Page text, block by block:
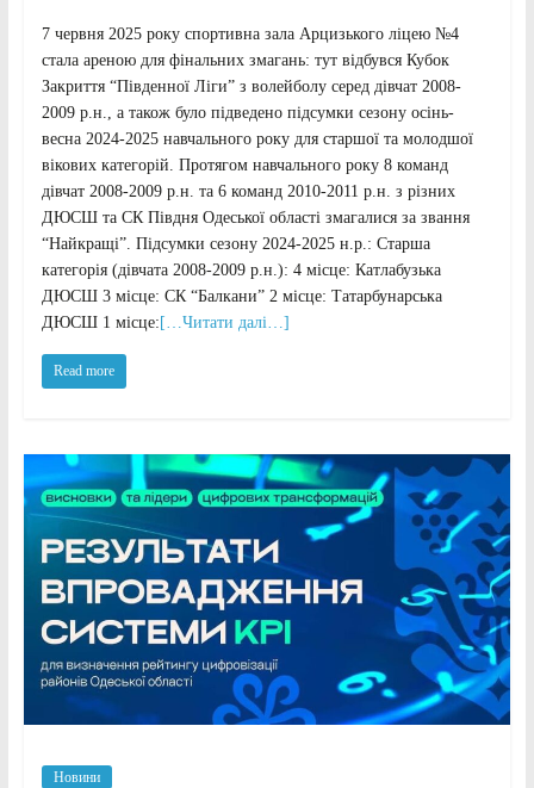
7 червня 2025 року спортивна зала Арцизького ліцею №4
стала ареною для фінальних змагань: тут відбувся Кубок
Закриття “Південної Ліги” з волейболу серед дівчат 2008-
2009 р.н., а також було підведено підсумки сезону осінь-
весна 2024-2025 навчального року для старшої та молодшої
вікових категорій. Протягом навчального року 8 команд
дівчат 2008-2009 р.н. та 6 команд 2010-2011 р.н. з різних
ДЮСШ та СК Півдня Одеської області змагалися за звання
“Найкращі”. Підсумки сезону 2024-2025 н.р.: Старша
категорія (дівчата 2008-2009 р.н.): 4 місце: Катлабузька
ДЮСШ 3 місце: СК “Балкани” 2 місце: Татарбунарська
ДЮСШ 1 місце: […Читати далі…]
Read more
Новини